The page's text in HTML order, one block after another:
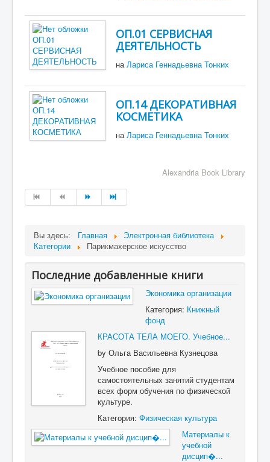
ОП.01 СЕРВИСНАЯ
ДЕЯТЕЛЬНОСТЬ
наЛариса Геннадьевна Тонких
ОП.14 ДЕКОРАТИВНАЯ
КОСМЕТИКА
наЛариса Геннадьевна Тонких
Alexandria Book Library
Вы здесь: Главная
Электронная библиотека
Категории
Парикмахерское искусство
Последние добавленные книги
Экономика организации
Категория: Книжный
фонд
КРАСОТА ТЕЛА МОЕГО. Учебное...
by Ольга Васильевна Кузнецова
Учебное пособие для
самостоятельных занятий студентам
всех форм обучения по физической
культуре.
Категория: Физическая культура
Материалы к
учебной
дисцип�...